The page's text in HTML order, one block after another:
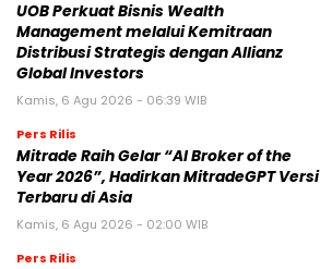
UOB Perkuat Bisnis Wealth
Management melalui Kemitraan
Distribusi Strategis dengan Allianz
Global Investors
Kamis, 6 Agu 2026 - 06:39 WIB
Pers Rilis
Mitrade Raih Gelar “AI Broker of the
Year 2026”, Hadirkan MitradeGPT Versi
Terbaru di Asia
Kamis, 6 Agu 2026 - 02:00 WIB
Pers Rilis